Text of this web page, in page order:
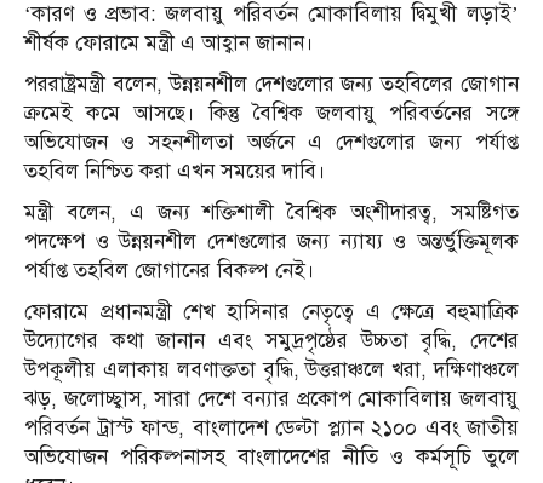
‘কারণ ও প্রভাব: জলবায়ু পরিবর্তন মোকাবিলায় দ্বিমুখী লড়াই’
শীর্ষক ফোরামে মন্ত্রী এ আহ্বান জানান।
পররাষ্ট্রমন্ত্রী বলেন, উন্নয়নশীল দেশগুলোর জন্য তহবিলের জোগান
ক্রমেই কমে আসছে। কিন্তু বৈশ্বিক জলবায়ু পরিবর্তনের সঙ্গে
অভিযোজন ও সহনশীলতা অর্জনে এ দেশগুলোর জন্য পর্যাপ্ত
তহবিল নিশ্চিত করা এখন সময়ের দাবি।
মন্ত্রী বলেন, এ জন্য শক্তিশালী বৈশ্বিক অংশীদারত্ব, সমষ্টিগত
পদক্ষেপ ও উন্নয়নশীল দেশগুলোর জন্য ন্যায্য ও অন্তর্ভুক্তিমূলক
পর্যাপ্ত তহবিল জোগানের বিকল্প নেই।
ফোরামে প্রধানমন্ত্রী শেখ হাসিনার নেতৃত্বে এ ক্ষেত্রে বহুমাত্রিক
উদ্যোগের কথা জানান এবং সমুদ্রপৃষ্ঠের উচ্চতা বৃদ্ধি, দেশের
উপকূলীয় এলাকায় লবণাক্ততা বৃদ্ধি, উত্তরাঞ্চলে খরা, দক্ষিণাঞ্চলে
ঝড়, জলোচ্ছ্বাস, সারা দেশে বন্যার প্রকোপ মোকাবিলায় জলবায়ু
পরিবর্তন ট্রাস্ট ফান্ড, বাংলাদেশ ডেল্টা প্ল্যান ২১০০ এবং জাতীয়
অভিযোজন পরিকল্পনাসহ বাংলাদেশের নীতি ও কর্মসূচি তুলে